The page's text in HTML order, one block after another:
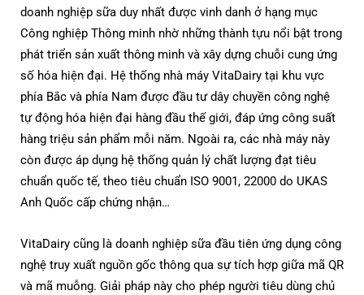
doanh nghiệp sữa duy nhất được vinh danh ở hạng mục
Công nghiệp Thông minh nhờ những thành tựu nổi bật trong
phát triển sản xuất thông minh và xây dựng chuỗi cung ứng
số hóa hiện đại. Hệ thống nhà máy VitaDairy tại khu vực
phía Bắc và phía Nam được đầu tư dây chuyền công nghệ
tự động hóa hiện đại hàng đầu thế giới, đáp ứng công suất
hàng triệu sản phẩm mỗi năm. Ngoài ra, các nhà máy này
còn được áp dụng hệ thống quản lý chất lượng đạt tiêu
chuẩn quốc tế, theo tiêu chuẩn ISO 9001, 22000 do UKAS
Anh Quốc cấp chứng nhận…
VitaDairy cũng là doanh nghiệp sữa đầu tiên ứng dụng công
nghệ truy xuất nguồn gốc thông qua sự tích hợp giữa mã QR
và mã muỗng. Giải pháp này cho phép người tiêu dùng chủ